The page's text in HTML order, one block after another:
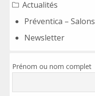
Actualités
Préventica – Salons
Newsletter
Prénom ou nom complet